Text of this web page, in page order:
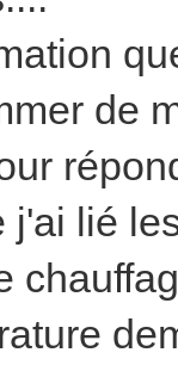
de
j'ai lié